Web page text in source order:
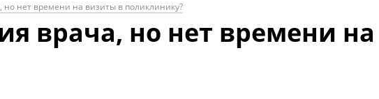
но нет времени на визиты в поликлинику?
врача, но нет времени